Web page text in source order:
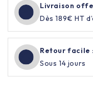
Livraison
Dès 189€ HT
Retour facile :
Sous 14 jours